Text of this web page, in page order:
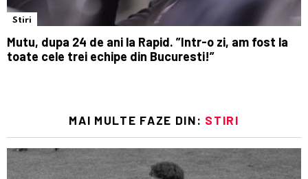
Stiri
Mutu, dupa 24 de ani la Rapid. ”Intr-o zi, am fost la
toate cele trei echipe din Bucuresti!”
MAI MULTE FAZE DIN: STIRI